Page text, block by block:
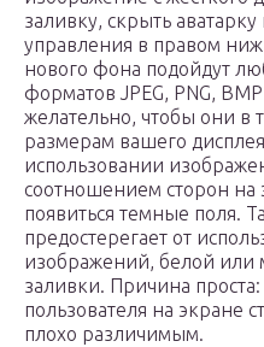
заливку, скрыть
управления в правом
нового фона подойдут
форматов JPEG, PNG,
желательно, чтобы они в
размерам вашего
использовании
соотношением сторон на
появиться темные поля.
предостерегает от
изображений, белой или
заливки. Причина
пользователя на экране
плохо различимым.